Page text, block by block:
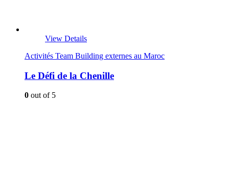
View Details
Activités Team Building externes au Maroc
Le Défi de la Chenille
0 out of 5